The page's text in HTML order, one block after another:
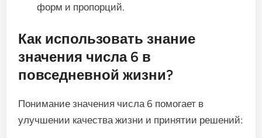
форм и пропорций.
Как использовать знание
значения числа 6 в
повседневной жизни?
Понимание значения числа 6 помогает в
улучшении качества жизни и принятии решений: